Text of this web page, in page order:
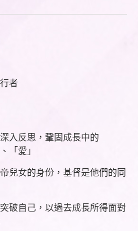
者
入反思，鞏固成長中的
「愛」
兒女的身份，基督是他們的同
破自己，以過去成長所得面對